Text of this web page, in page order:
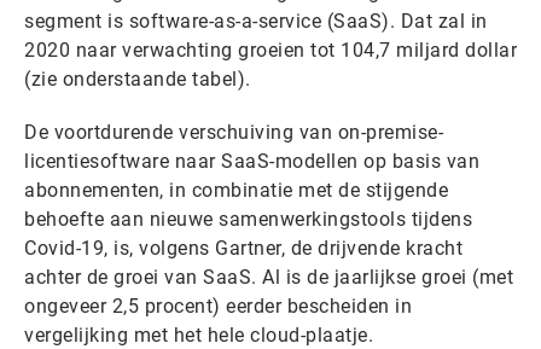
segment is software-as-a-service (SaaS). Dat zal in
2020 naar verwachting groeien tot 104,7 miljard dollar
(zie onderstaande tabel).
De voortdurende verschuiving van on-premise-
licentiesoftware naar SaaS-modellen op basis van
abonnementen, in combinatie met de stijgende
behoefte aan nieuwe samenwerkingstools tijdens
Covid-19, is, volgens Gartner, de drijvende kracht
achter de groei van SaaS. Al is de jaarlijkse groei (met
ongeveer 2,5 procent) eerder bescheiden in
vergelijking met het hele cloud-plaatje.